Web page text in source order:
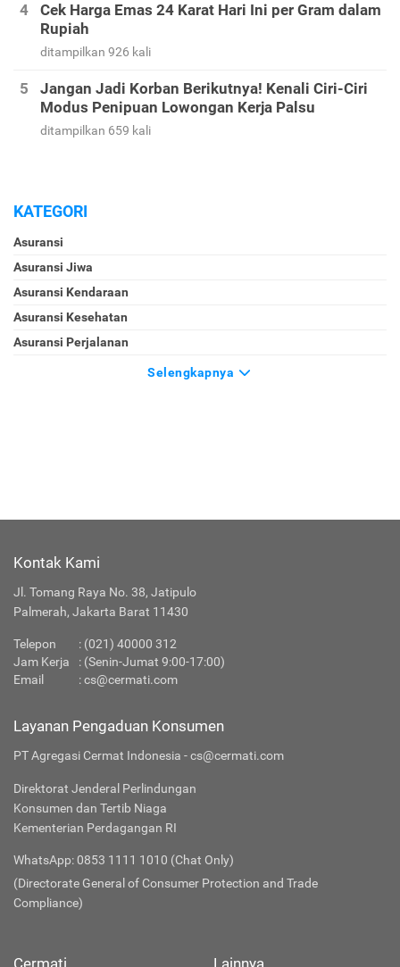
Cek Harga Emas 24 Karat Hari Ini per Gram dalam
Rupiah
ditampilkan 926 kali
Jangan Jadi Korban Berikutnya! Kenali Ciri-Ciri
Modus Penipuan Lowongan Kerja Palsu
ditampilkan 659 kali
KATEGORI
Asuransi
Asuransi Jiwa
Asuransi Kendaraan
Asuransi Kesehatan
Asuransi Perjalanan
Selengkapnya
Kontak Kami
Jl. Tomang Raya No. 38, Jatipulo
Palmerah, Jakarta Barat 11430
Telepon : (021) 40000 312
Jam Kerja
: (Senin-Jumat 9:00-17:00)
Email
:cs@cermati.com
Layanan Pengaduan Konsumen
PT Agregasi Cermat Indonesia - cs@cermati.com
Direktorat Jenderal Perlindungan
Konsumen dan Tertib Niaga
Kementerian Perdagangan RI
WhatsApp: 0853 1111 1010 (Chat Only)
(Directorate General of Consumer Protection and Trade
Compliance)
Cermati Lainnya